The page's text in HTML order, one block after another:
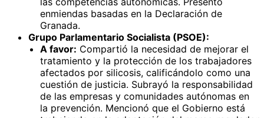
enmiendas basadas en la Declaración de
Granada.
Grupo Parlamentario Socialista (PSOE):
A favor: Compartió la necesidad de mejorar el
tratamiento y la protección de los trabajadores
afectados por silicosis, calificándolo como una
cuestión de justicia. Subrayó la responsabilidad
de las empresas y comunidades autónomas en
la prevención. Mencionó que el Gobierno está